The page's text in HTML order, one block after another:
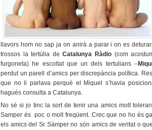
llavors hom no sap ja on anirà a parar i on es
trossos la tertúlia deCatalunya Ràdio (com
furgoneta) he escoltat que un dels tertulians –
perdut un parell d’amics per discrepància política.
que no li parlava perquè el Miquel s’havia
hagués consulta a Catalunya.
No sé si jo tinc la sort de tenir una amics molt
Samper és poc o molt freqüent. Crec que no ho és
els amics del Sr Sàmper no són amics de veritat o